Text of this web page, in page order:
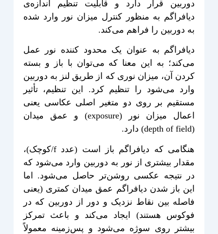
دوربین قرار دارد و قابلیت تنظیم اندازه‌ی
دیافراگم به منظور کنترل میزان نور وارد شده
به دوربین را فراهم می‌کند.
دیافراگم به عنوان یک محدود کننده نور عمل
می‌کند؛ به این معنا که می‌توان با باز و بسته
کردن آن، میزان نوری که از طریق لنز به دوربین
وارد می‌شود را تنظیم کرد. این تنظیم، تأثیر
مستقیم بر روی دو متغیر اصلی عکاسی یعنی
اعمال میزان نور (exposure) و عمق میدان
(depth of field) دارد.
هنگامی که دیافراگم باز است (عدد f/کوچک)،
مقدار بیشتری از نور به دوربین وارد می‌شود که
در نتیجه عکسی روشن‌تر حاصل می‌شود. اما
این باز شدن دیافراگم عمق میدان کمتری (یعنی
فاصله بین نقاط نزدیک و دور از دوربین که در
فوکوس هستند) ایجاد می‌کند و باعث تمرکز
بیشتر روی سوژه می‌شود و پس‌زمینه معمولاً